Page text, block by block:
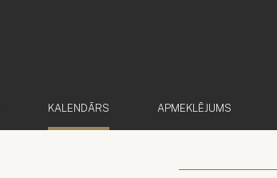
KALENDĀRS APMEKLĒJUMS